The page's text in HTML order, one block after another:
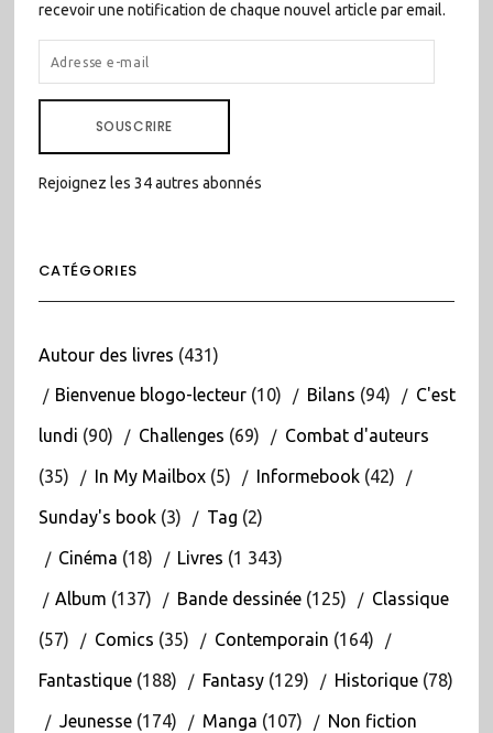
recevoir une notification de chaque nouvel article par email.
ADRESSE
E-
SOUSCRIRE
Rejoignez les 34 autres abonnés
CATÉGORIES
Autour des livres (431)
Bienvenue blogo-lecteur(10) Bilans (94) C'est
lundi (90) Challenges (69) Combat d'auteurs
(35) In My Mailbox(5) Informebook(42)
Sunday's book(3) Tag (2)
Cinéma (18) Livres (1 343)
Album (137) Bande dessinée(125) Classique
(57) Comics (35) Contemporain (164)
Fantastique(188) Fantasy(129) Historique(78)
Jeunesse(174) Manga (107) Non fiction